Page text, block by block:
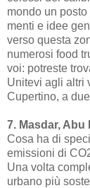
mondo un
menti e idee
verso questa
numerosi food
voi: potreste
Unitevi agli altri
Cupertino, a
7. Masdar,
Cosa ha di
emissioni di
Una volta
urbano più